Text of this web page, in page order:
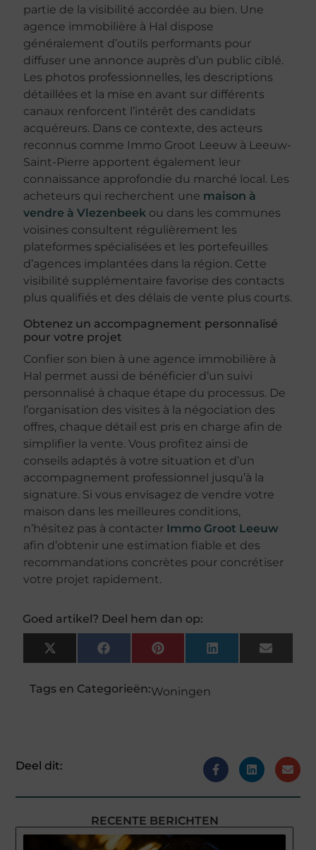
partie de la visibilité accordée au bien. Une
agence immobilière à Hal dispose
généralement d’outils performants pour
diffuser une annonce auprès d’un public ciblé.
Les photos professionnelles, les descriptions
détaillées et la mise en avant sur différents
canaux renforcent l’intérêt des candidats
acquéreurs. Dans ce contexte, des acteurs
reconnus comme Immo Groot Leeuw à Leeuw-
Saint-Pierre apportent également leur
connaissance approfondie du marché local. Les
acheteurs qui recherchent une maison à
vendre à Vlezenbeek ou dans les communes
voisines consultent régulièrement les
plateformes spécialisées et les portefeuilles
d’agences implantées dans la région. Cette
visibilité supplémentaire favorise des contacts
plus qualifiés et des délais de vente plus courts.
Obtenez un accompagnement personnalisé
pour votre projet
Confier son bien à une agence immobilière à
Hal permet aussi de bénéficier d’un suivi
personnalisé à chaque étape du processus. De
l’organisation des visites à la négociation des
offres, chaque détail est pris en charge afin de
simplifier la vente. Vous profitez ainsi de
conseils adaptés à votre situation et d’un
accompagnement professionnel jusqu’à la
signature. Si vous envisagez de vendre votre
maison dans les meilleures conditions,
n’hésitez pas à contacter Immo Groot Leeuw
afin d’obtenir une estimation fiable et des
recommandations concrètes pour concrétiser
votre projet rapidement.
Goed artikel? Deel hem dan op:
X
(Twitter)
FacebookPinterestLinkedInEmail
Tags en Categorieën:Woningen
Deel dit:
RECENTE BERICHTEN